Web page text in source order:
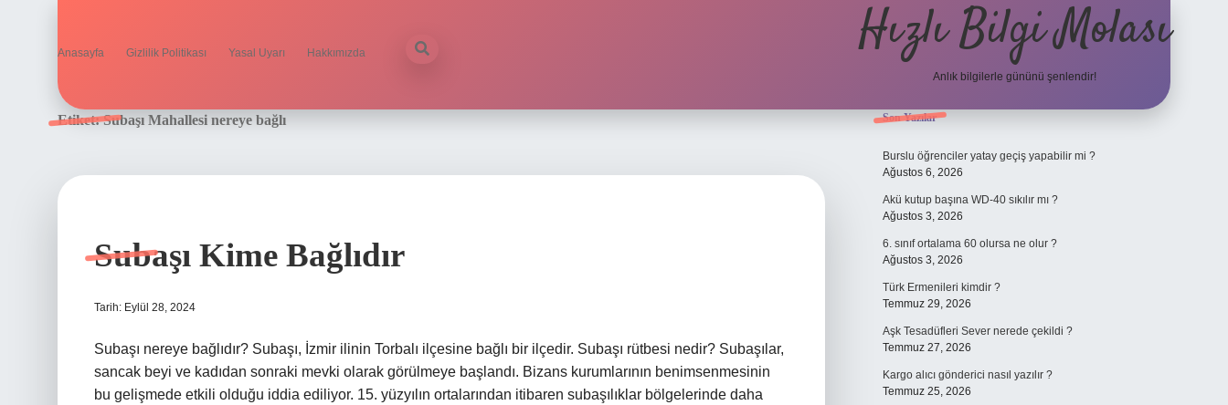
Anasayfa Gizlilik Politikası Yasal Uyarı Hakkımızda Hızlı Bilgi Molası
Anlık bilgilerle gününü şenlendir!
Etiket:Subaşı Mahallesi nereye bağlı
Subaşı Kime Bağlıdır
Tarih: Eylül 28, 2024
Subaşı nereye bağlıdır? Subaşı, İzmir ilinin Torbalı ilçesine bağlı bir ilçedir. Subaşı rütbesi nedir? Subaşılar,
sancak beyi ve kadıdan sonraki mevki olarak görülmeye başlandı. Bizans kurumlarının benimsenmesinin
bu gelişmede etkili olduğu iddia ediliyor. 15. yüzyılın ortalarından itibaren subaşılıklar bölgelerinde daha
Sidebar
Son Yazılar
Burslu öğrenciler yatay geçiş yapabilir mi ?
Ağustos 6, 2026
Akü kutup başına WD-40 sıkılır mı ?
Ağustos 3, 2026
6. sınıf ortalama 60 olursa ne olur ?
Ağustos 3, 2026
Türk Ermenileri kimdir ?
Temmuz 29, 2026
Aşk Tesadüfleri Sever nerede çekildi ?
Temmuz 27, 2026
Kargo alıcı gönderici nasıl yazılır ?
Temmuz 25, 2026